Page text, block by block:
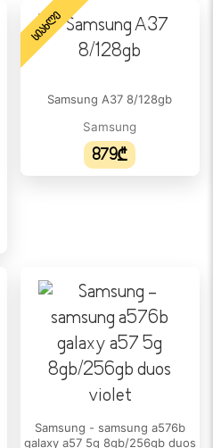
in პროგრამით, მხოლოდ
ᲡᲘᲐᲮᲚᲔ
Samsung A37 8/128gb
Samsung
879₾
Samsung - samsung a576b
galaxy a57 5g 8gb/256gb duos